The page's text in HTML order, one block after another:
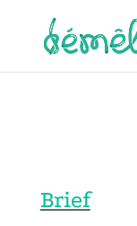
Brief